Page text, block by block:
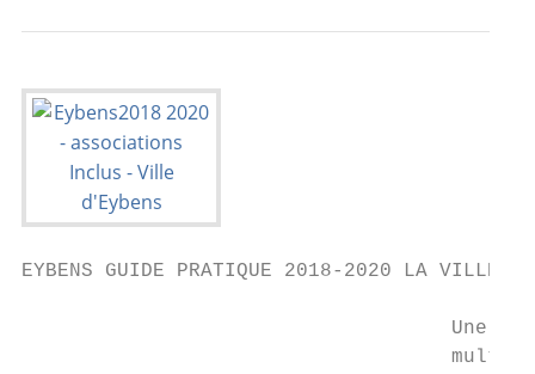
EYBENS GUIDE PRATIQUE 2018-2020 LA VILLE
Une